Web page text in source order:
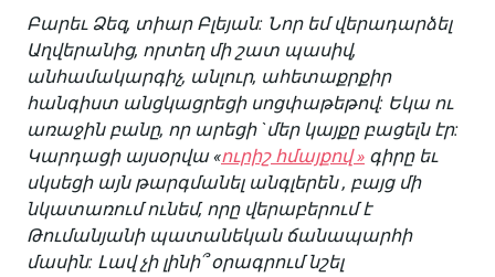
Բարեւ Ձեզ, տիար Բլեյան: Նոր եմ վերադարձել
Աղվերանից, որտեղ մի շատ պասիվ,
անհամակարգիչ, անլուր, ահետաքրքիր
հանգիստ անցկացրեցի սոցփաթեթով: Եկա ու
առաջին բանը, որ արեցի `մեր կայքը բացելն էր:
Կարդացի այսօրվա «ուրիշ հմայքով » գիրը եւ
սկսեցի այն թարգմանել անգլերեն , բայց մի
նկատառում ունեմ, որը վերաբերում է
Թումանյանի պատանեկան ճանապարհի
մասին: Լավ չի լինի՞ օրագրում նշել